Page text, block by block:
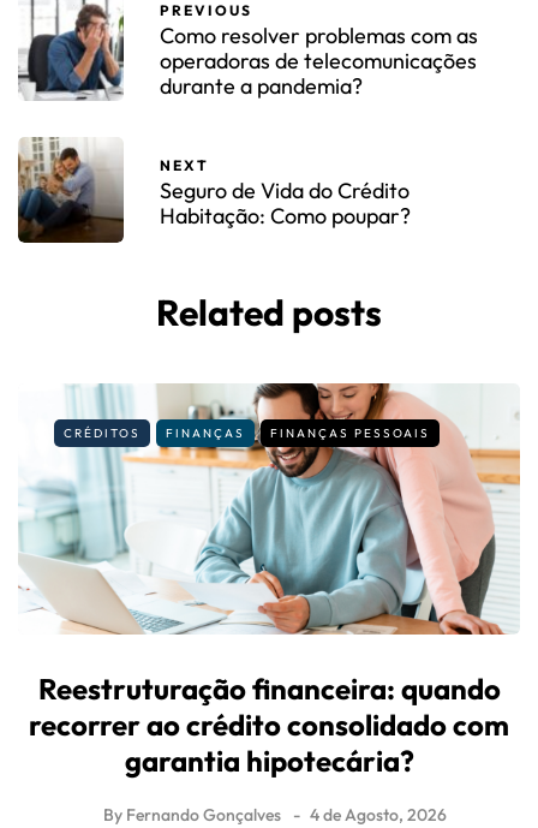
PREVIOUS
Como resolver problemas com as
operadoras de telecomunicações
durante a pandemia?
NEXT
Seguro de Vida do Crédito
Habitação: Como poupar?
Related posts
CRÉDITOS FINANÇAS FINANÇAS PESSOAIS
Reestruturação financeira: quando
recorrer ao crédito consolidado com
garantia hipotecária?
By Fernando Gonçalves 4 de Agosto, 2026